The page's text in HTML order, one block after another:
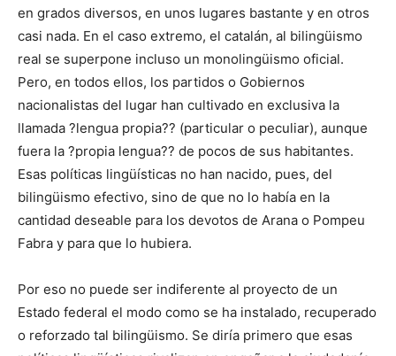
en grados diversos, en unos lugares bastante y en otros
casi nada. En el caso extremo, el catalán, al bilingüismo
real se superpone incluso un monolingüismo oficial.
Pero, en todos ellos, los partidos o Gobiernos
nacionalistas del lugar han cultivado en exclusiva la
llamada ?lengua propia?? (particular o peculiar), aunque
fuera la ?propia lengua?? de pocos de sus habitantes.
Esas políticas lingüísticas no han nacido, pues, del
bilingüismo efectivo, sino de que no lo había en la
cantidad deseable para los devotos de Arana o Pompeu
Fabra y para que lo hubiera.
Por eso no puede ser indiferente al proyecto de un
Estado federal el modo como se ha instalado, recuperado
o reforzado tal bilingüismo. Se diría primero que esas